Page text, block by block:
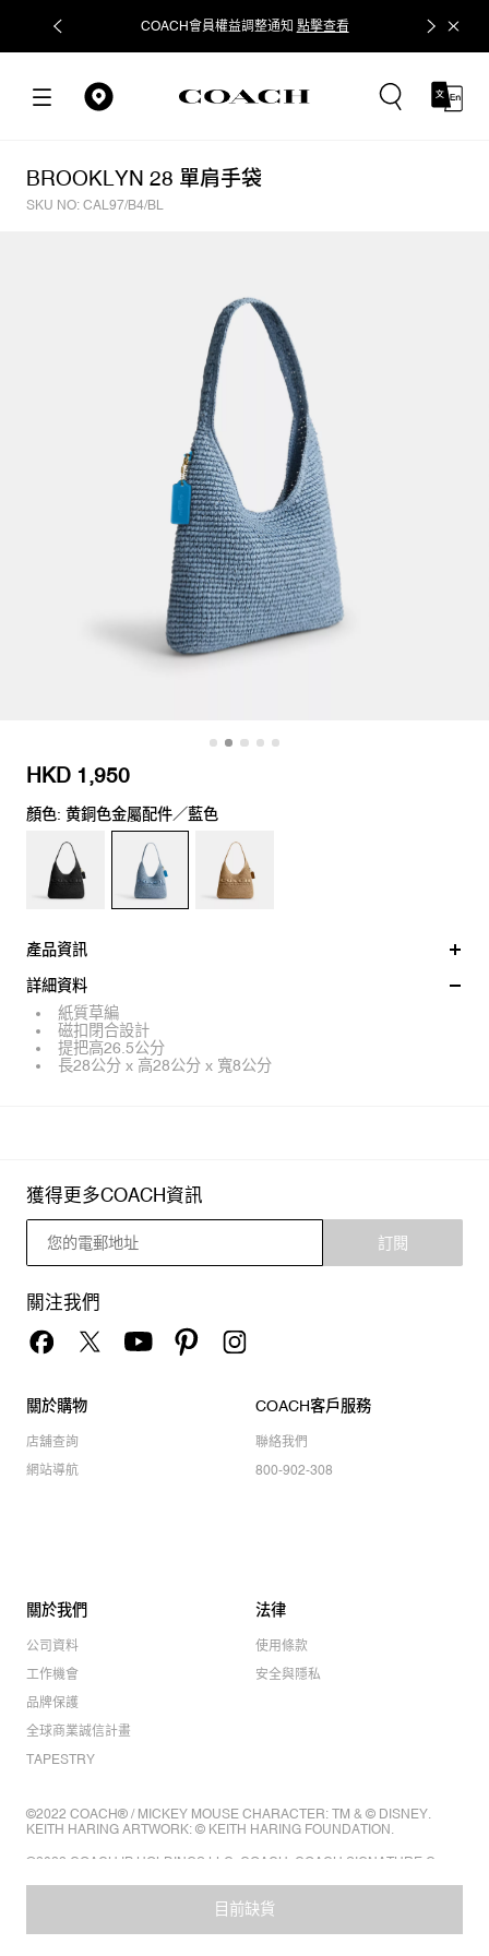
COACH會員權益調整通知 點擊查看 立即追蹤
BROOKLYN 28 單肩手袋
SKU NO: CAL97/B4/BL
HKD 1,950
顏色: 黄銅色金屬配件／藍色
產品資訊
詳細資料
紙質草編
磁扣閉合設計
提把高26.5公分
長28公分 x 高28公分 x 寬8公分
目前缺貨
獲得更多COACH資訊
訂閱
關注我們
關於購物
店舖查詢
網站導航
COACH客戶服務
聯絡我們
800-902-308
關於我們
公司資料
工作機會
品牌保護
全球商業誠信計畫
TAPESTRY
法律
使用條款
安全與隱私
©2022 COACH® / MICKEY MOUSE CHARACTER: TM & © DISNEY.
KEITH HARING ARTWORK: © KEITH HARING FOUNDATION.
©2022 COACH IP HOLDINGS LLC. COACH, COACH SIGNATURE C